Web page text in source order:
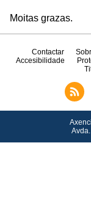
Moitas grazas.
Contactar
Accesibilidade
Avda.